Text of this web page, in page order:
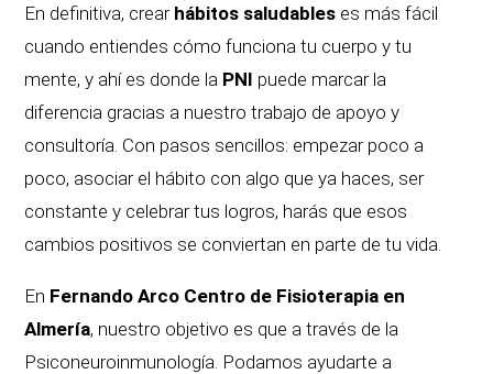
En definitiva, crear hábitos saludables es más fácil
cuando entiendes cómo funciona tu cuerpo y tu
mente, y ahí es donde la PNI puede marcar la
diferencia gracias a nuestro trabajo de apoyo y
consultoría. Con pasos sencillos: empezar poco a
poco, asociar el hábito con algo que ya haces, ser
constante y celebrar tus logros, harás que esos
cambios positivos se conviertan en parte de tu vida.
En Fernando Arco Centro de Fisioterapia en
Almería, nuestro objetivo es que a través de la
Psiconeuroinmunología. Podamos ayudarte a